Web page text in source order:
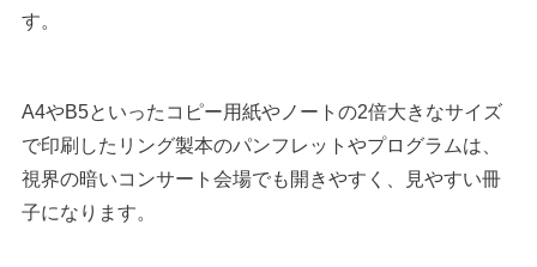
す。
A4やB5といったコピー用紙やノートの2倍大きなサイズ
で印刷したリング製本のパンフレットやプログラムは、
視界の暗いコンサート会場でも開きやすく、見やすい冊
子になります。